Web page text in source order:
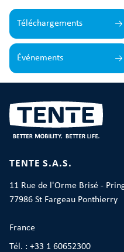
Téléchargements
Événements
TENTE S.A.S.
11 Rue de l'Orme Brisé -
77986 St Fargeau Ponthierry
France
Tél. : +33 1 60652300